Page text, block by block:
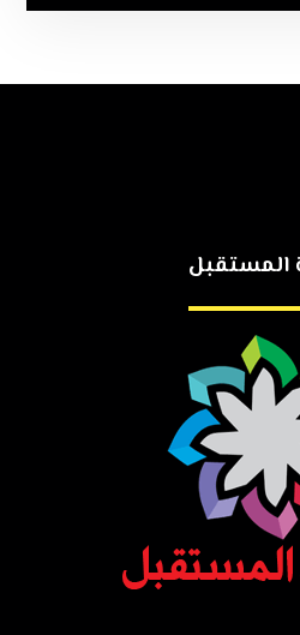
المستقبل